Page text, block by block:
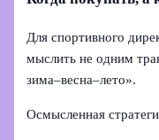
Для спортивного
мыслить не одним
зима–весна–лето».
Осмысленная